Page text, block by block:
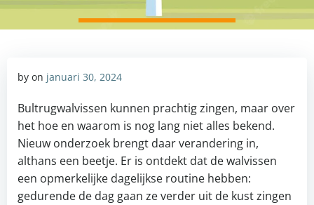
by on januari 30, 2024
Bultrugwalvissen kunnen prachtig zingen, maar over
het hoe en waarom is nog lang niet alles bekend.
Nieuw onderzoek brengt daar verandering in,
althans een beetje. Er is ontdekt dat de walvissen
een opmerkelijke dagelijkse routine hebben:
gedurende de dag gaan ze verder uit de kust zingen